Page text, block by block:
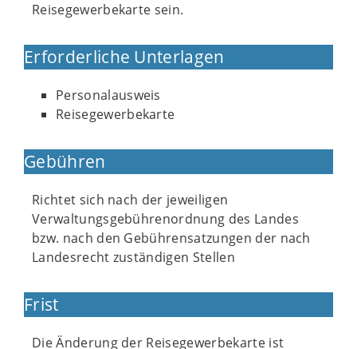
Reisegewerbekarte sein.
Erforderliche Unterlagen
Personalausweis
Reisegewerbekarte
Gebühren
Richtet sich nach der jeweiligen
Verwaltungsgebührenordnung des Landes
bzw. nach den Gebührensatzungen der nach
Landesrecht zuständigen Stellen
Frist
Die Änderung der Reisegewerbekarte ist